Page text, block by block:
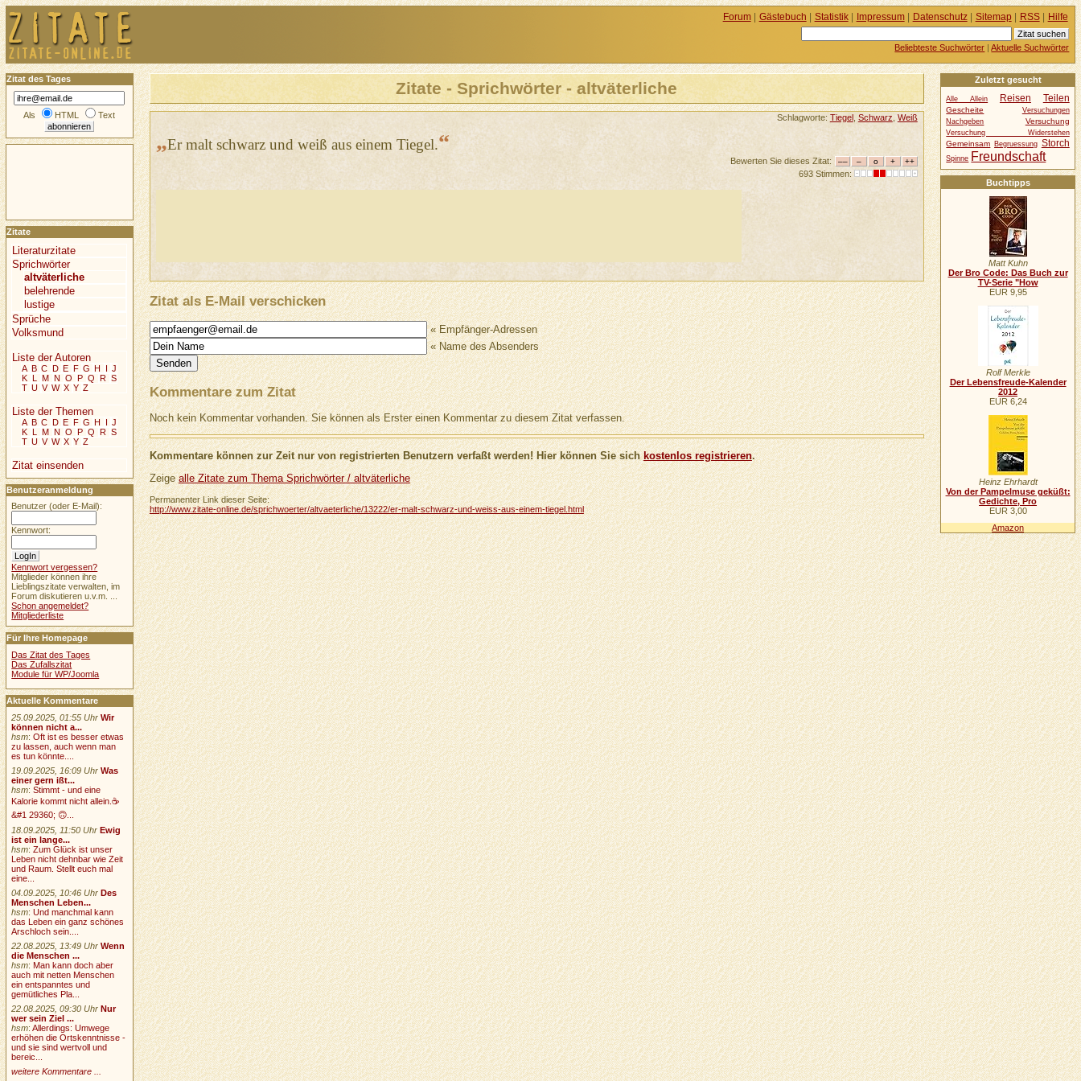
Zitate - Sprichwörter - altväterliche
Schlagworte: Tiegel Schwarz Weiß
„Er malt schwarz und weiß aus einem Tiegel.“
Bewerten Sie dieses Zitat:
693 Stimmen:
Zitat als E-Mail verschicken
« Empfänger-Adressen
« Name des Absenders
Kommentare zum Zitat
Noch kein Kommentar vorhanden. Sie können als Erster einen Kommentar zu diesem Zitat verfassen.
Kommentare können zur Zeit nur von registrierten Benutzern verfaßt werden! Hier können Sie sichkostenlos registrieren.
Zeigealle Zitate zum Thema Sprichwörter / altväterliche
Permanenter Link dieser Seite:
http://www.zitate-online.de/sprichwoerter/altvaeterliche/13222/er-malt-schwarz-und-weiss-aus-einem-tiegel.html
Zuletzt gesucht
Alle Allein Reisen Teilen
Gescheite
Versuchungen
Nachgeben
Versuchung
Versuchung Widerstehen
Gemeinsam Begruessung Storch
Spinne Freundschaft
Buchtipps
Matt Kuhn
Der Bro Code: Das Buch zur
TV-Serie "How
EUR 9,95
Rolf Merkle
Der Lebensfreude-Kalender
2012
EUR 6,24
Heinz Ehrhardt
Von der Pampelmuse geküßt:
Gedichte, Pro
EUR 3,00
Amazon
Zitat des Tages
Als HTML Text
Zitate
Literaturzitate
Sprichwörter
altväterliche
belehrende
lustige
Sprüche
Volksmund
Liste der Autoren
A B C D E F G H I J
K L M N O P Q R S
T U V W X Y Z
Liste der Themen
A B C D E F G H I J
K L M N O P Q R S
T U V W X Y Z
Zitat einsenden
Benutzeranmeldung
Benutzer (oder E-Mail):
Kennwort:
Kennwort vergessen?
Mitglieder können ihre
Lieblingszitate verwalten, im
Forum diskutieren u.v.m. ...
Schon angemeldet?
Mitgliederliste
Für Ihre Homepage
Das Zitat des Tages
Das Zufallszitat
Module für WP/Joomla
Aktuelle Kommentare
25.09.2025, 01:55 Uhr Wir
können nicht a...
hsm:Oft ist es besser etwas
zu lassen, auch wenn man
es tun könnte....
19.09.2025, 16:09 Uhr Was
einer gern ißt...
hsm:Stimmt - und eine
Kalorie kommt nicht allein.☕
&#1 29360; 🙃...
18.09.2025, 11:50 Uhr Ewig
ist ein lange...
hsm:Zum Glück ist unser
Leben nicht dehnbar wie Zeit
und Raum. Stellt euch mal
eine...
04.09.2025, 10:46 Uhr Des
Menschen Leben...
hsm:Und manchmal kann
das Leben ein ganz schönes
Arschloch sein....
22.08.2025, 13:49 Uhr Wenn
die Menschen ...
hsm:Man kann doch aber
auch mit netten Menschen
ein entspanntes und
gemütliches Pla...
22.08.2025, 09:30 Uhr Nur
wer sein Ziel ...
hsm:Allerdings: Umwege
erhöhen die Ortskenntnisse -
und sie sind wertvoll und
bereic...
weitere Kommentare ...
Forum| Gästebuch | Statistik| Impressum| Datenschutz| Sitemap| RSS| Hilfe
Beliebteste Suchwörter |Aktuelle Suchwörter